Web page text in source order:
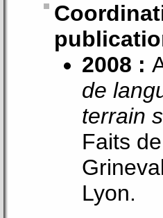
2008 :
de
terrain
Faits
Lyon.